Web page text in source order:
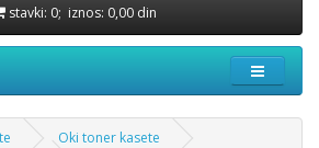
stavki: 0; iznos: 0,00 din
Oki toner kasete